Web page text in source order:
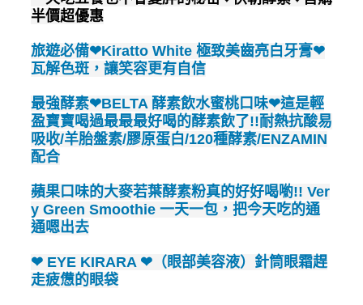
半價超優惠
旅遊必備❤Kiratto White 極致美齒亮白牙膏❤
瓦解色斑，讓笑容更有自信
最強酵素❤BELTA 酵素飲水蜜桃口味❤這是輕
盈寶寶喝過最最最好喝的酵素飲了!!耐熱抗酸易
吸收/羊胎盤素/膠原蛋白/120種酵素/ENZAMIN
配合
蘋果口味的大麥若葉酵素粉真的好好喝喲!! Ver
y Green Smoothie 一天一包，把今天吃的通
通嗯出去
❤ EYE KIRARA ❤（眼部美容液）針筒眼霜趕
走疲憊的眼袋